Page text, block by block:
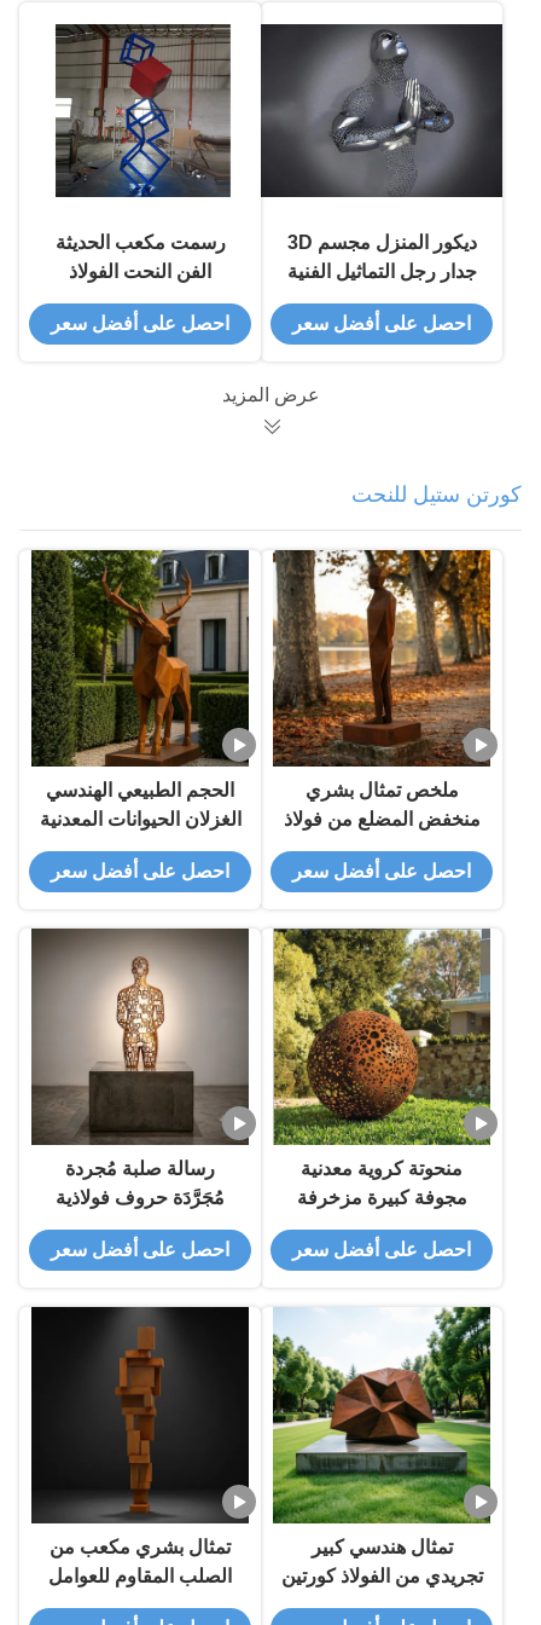
ديكور المنزل مجسم 3D
جدار رجل التماثيل الفنية
الفولاذ المقاوم للصدأ مات
إنهاء
احصل على أفضل سعر
رسمت مكعب الحديثة
الفن النحت الفولاذ
المقاوم للصدأ لديكور
الحديقة
احصل على أفضل سعر
عرض المزيد
كورتن ستيل للنحت
ملخص تمثال بشري
منخفض المضلع من فولاذ
كورتن، فن معدني هندسي
حديث، تمثال رجل، ديكور
الطبيعية، مخصص
احصل على أفضل سعر
الحجم الطبيعي الهندسي
الغزلان الحيوانات المعدنية
التمثال التجاري الفولاذ
الكورتين الحديقة الحديثة
حسب الطلب
احصل على أفضل سعر
منحوتة كروية معدنية
مجوفة كبيرة مزخرفة
بحديقة من الصلب كورتن
الصدئ بتصميم مثقوب
احصل على أفضل سعر
رسالة صلبة مُجردة
مُجَرَّدَة حروف فولاذية
مُجَرَّدَة شخصية بشرية
تمثال حروف معدنية رجل
حديقة داخلية ديكور ردهة
احصل على أفضل سعر
تمثال هندسي كبير
تجريدي من الفولاذ كورتين
حديث متعدد السطوح في
تمثال بشري مكعب من
الصلب المقاوم للعوامل
الجوية | تمثال معدني كبير